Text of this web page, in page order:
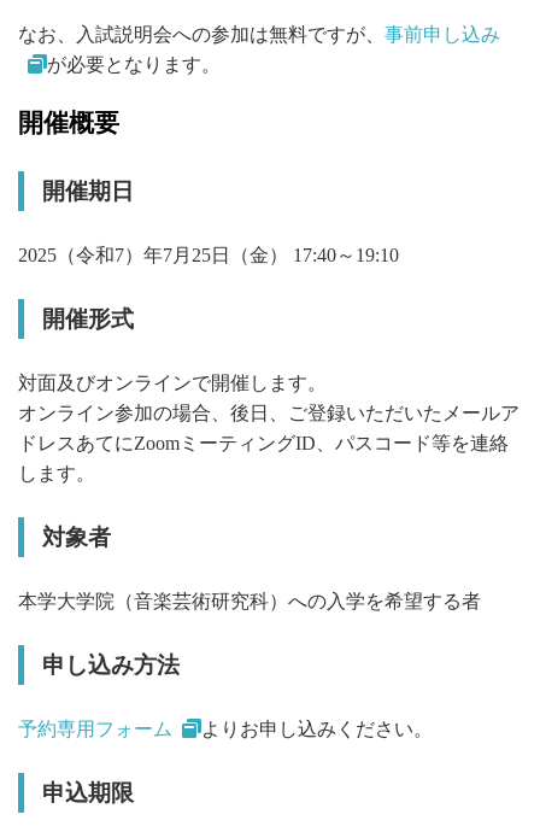
なお、入試説明会への参加は無料ですが、 事前申し込み
が必要となります。
開催概要
開催期日
2025（令和7）年7月25日（金） 17:40～19:10
開催形式
対面及びオンラインで開催します。
オンライン参加の場合、後日、ご登録いただいたメールア
ドレスあてにZoomミーティングID、パスコード等を連絡
します。
対象者
本学大学院（音楽芸術研究科）への入学を希望する者
申し込み方法
予約専用フォーム よりお申し込みください。
申込期限